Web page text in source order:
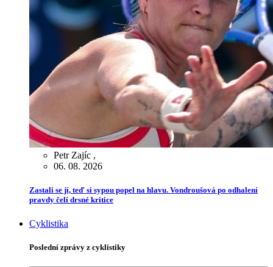
Petr Zajíc ,
06. 08. 2026
Zastali se jí, teď si sypou popel na hlavu. Vondroušová po odhalení
pravdy čelí drsné kritice
Cyklistika
Poslední zprávy z cyklistiky